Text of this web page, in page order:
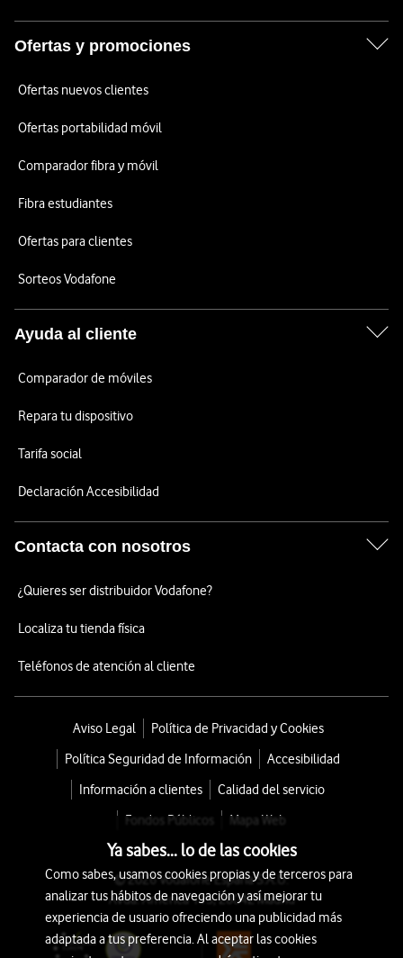
Ofertas y promociones
Ofertas nuevos clientes
Ofertas portabilidad móvil
Comparador fibra y móvil
Fibra estudiantes
Ofertas para clientes
Sorteos Vodafone
Ayuda al cliente
Comparador de móviles
Repara tu dispositivo
Tarifa social
Declaración Accesibilidad
Contacta con nosotros
¿Quieres ser distribuidor Vodafone?
Localiza tu tienda física
Teléfonos de atención al cliente
Aviso Legal
Política de Privacidad y Cookies
Política Seguridad de Información
Accesibilidad
Información a clientes
Calidad del servicio
Fondos Públicos
Mapa Web
© 2026 Vodafone España S.A.U.
Avda. América 115, 28042 Madrid
Ya sabes... lo de las cookies
Como sabes, usamos cookies propias y de terceros para
analizar tus hábitos de navegación y así mejorar tu
experiencia de usuario ofreciendo una publicidad más
adaptada a tus preferencia. Al aceptar las cookies